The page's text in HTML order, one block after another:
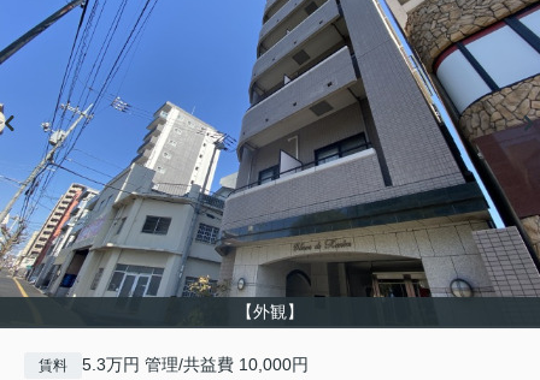
【外観】
賃料 5.3万円 管理/共益費 10,000円